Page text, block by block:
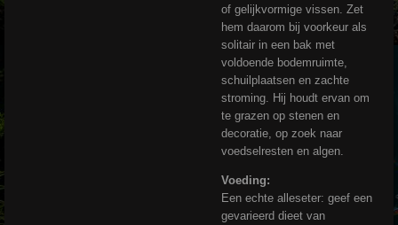
of gelijkvormige vissen. Zet
hem daarom bij voorkeur als
solitair in een bak met
voldoende bodemruimte,
schuilplaatsen en zachte
stroming. Hij houdt ervan om
te grazen op stenen en
decoratie, op zoek naar
voedselresten en algen.
Voeding:
Een echte alleseter: geef een
gevarieerd dieet van